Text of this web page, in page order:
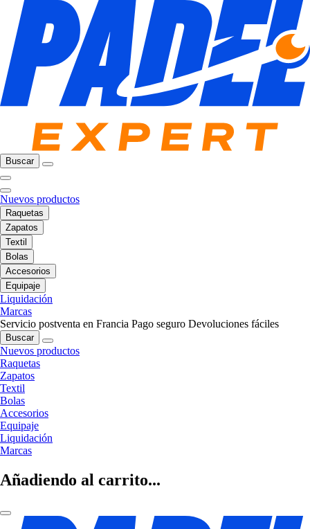
Buscar
Nuevos productos
Raquetas
Zapatos
Textil
Bolas
Accesorios
Equipaje
Liquidación
Marcas
Servicio postventa en Francia Pago seguro Devoluciones fáciles
Buscar
Nuevos productos
Raquetas
Zapatos
Textil
Bolas
Accesorios
Equipaje
Liquidación
Marcas
Añadiendo al carrito...